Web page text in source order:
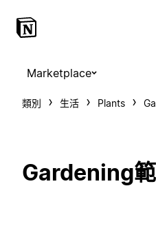
Marketplace
類別 生活 Plants
Gardening